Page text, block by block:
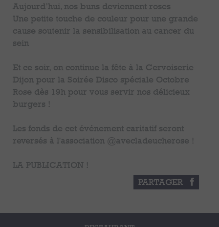
Aujourd’hui, nos buns deviennent roses
Une petite touche de couleur pour une grande
cause soutenir la sensibilisation au cancer du
sein
Et ce soir, on continue la fête à la Cervoiserie
Dijon pour la Soirée Disco spéciale Octobre
Rose dès 19h pour vous servir nos délicieux
burgers !
Les fonds de cet événement caritatif seront
reversés à l'association @avecladeucherose !
LA PUBLICATION !
PARTAGER